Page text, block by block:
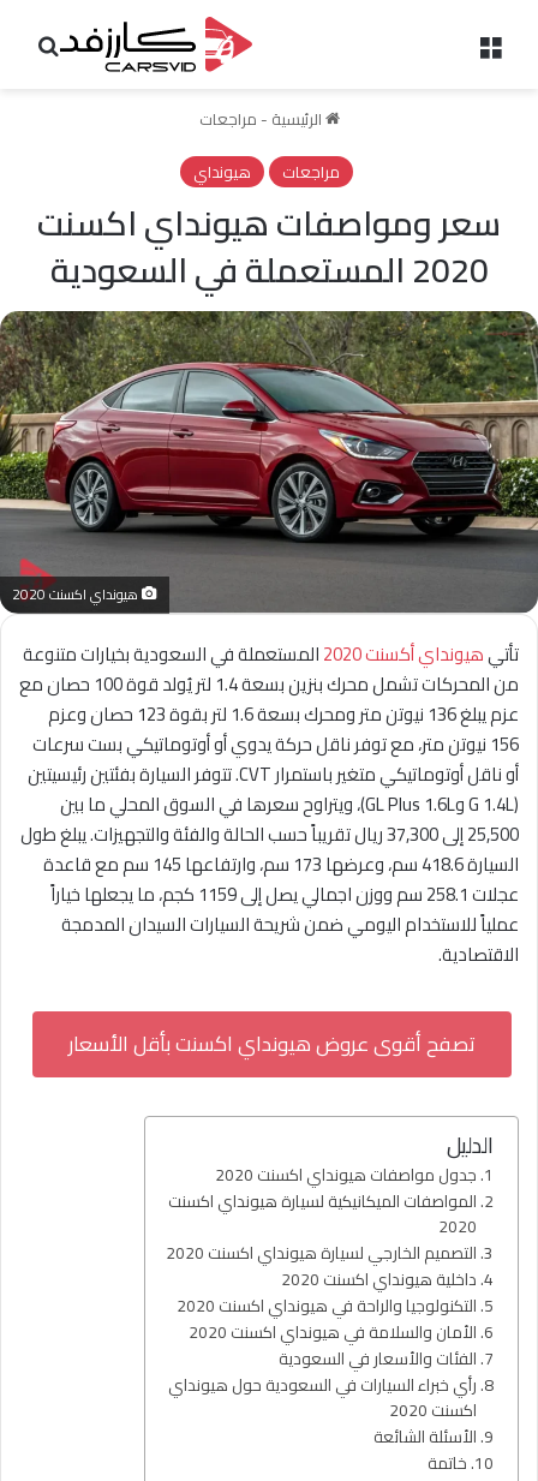
الرئيسية - مراجعات
مراجعات
هيونداي
سعر ومواصفات هيونداي اكسنت
2020 المستعملة في السعودية
هيونداي اكسنت 2020
تأتيهيونداي أكسنت 2020
المستعملة في السعودية بخيارات متنوعة
من المحركات تشمل محرك بنزين بسعة 1.4 لتر يُولد قوة 100 حصان مع
عزم يبلغ 136 نيوتن متر ومحرك بسعة 1.6 لتر بقوة 123 حصان وعزم
156 نيوتن متر، مع توفر ناقل حركة يدوي أو أوتوماتيكي بست سرعات
أو ناقل أوتوماتيكي متغير باستمرار CVT. تتوفر السيارة بفئتين رئيسيتين
(G 1.4L وGL Plus 1.6L)، ويتراوح سعرها في السوق المحلي ما بين
25,500 إلى 37,300 ريال تقريباً حسب الحالة والفئة والتجهيزات. يبلغ طول
السيارة 418.6 سم، وعرضها 173 سم، وارتفاعها 145 سم مع قاعدة
عجلات 258.1 سم ووزن اجمالي يصل إلى 1159 كجم، ما يجعلها خياراً
عملياً للاستخدام اليومي ضمن شريحة السيارات السيدان المدمجة
الاقتصادية.
تصفح أقوى عروض هيونداي اكسنت بأقل الأسعار
الدليل
جدول مواصفات هيونداي اكسنت 2020
المواصفات الميكانيكية لسيارة هيونداي اكسنت
2020
التصميم الخارجي لسيارة هيونداي اكسنت 2020
داخلية هيونداي اكسنت 2020
التكنولوجيا والراحة في هيونداي اكسنت 2020
الأمان والسلامة في هيونداي اكسنت 2020
الفئات والأسعار في السعودية
رأي خبراء السيارات في السعودية حول هيونداي
اكسنت 2020
الأسئلة الشائعة
خاتمة